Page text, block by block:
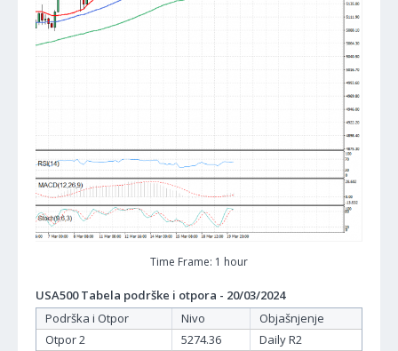
Time Frame: 1 hour
USA500 Tabela podrške i otpora - 20/03/2024
Podrška i Otpor
Nivo
Objašnjenje
Otpor 2
5274.36
Daily R2